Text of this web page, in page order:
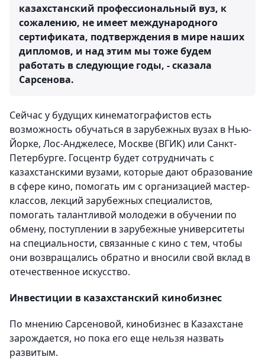
казахстанский профессиональный вуз, к
сожалению, не имеет международного
сертификата, подтверждения в мире наших
дипломов, и над этим мы тоже будем
работать в следующие годы, - сказала
Сарсенова.
Сейчас у будущих кинематографистов есть
возможность обучаться в зарубежных вузах в Нью-
Йорке, Лос-Анджелесе, Москве (ВГИК) или Санкт-
Петербурге. Госцентр будет сотрудничать с
казахстанскими вузами, которые дают образование
в сфере кино, помогать им с организацией мастер-
классов, лекций зарубежных специалистов,
помогать талантливой молодежи в обучении по
обмену, поступлении в зарубежные университеты
на специальности, связанные с кино с тем, чтобы
они возвращались обратно и вносили свой вклад в
отечественное искусство.
Инвестиции в казахстанский кинобизнес
По мнению Сарсеновой, кинобизнес в Казахстане
зарождается, но пока его еще нельзя назвать
развитым.